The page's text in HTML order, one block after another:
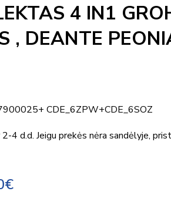
4 IN1
, DEANTE
CDE_6ZPW+CDE_6SOZ
4 d.d. Jeigu prekės nėra sandėlyje,